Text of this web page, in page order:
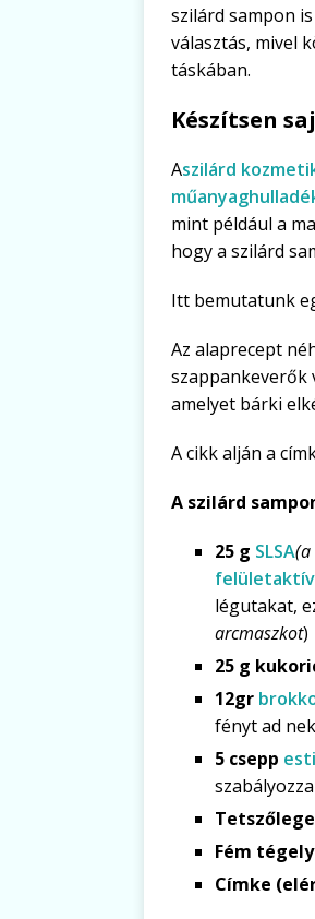
szilárd sampon
választás, mivel
táskában.
Készítsen
Aszilárd
mint például a
hogy a szilárd
Itt bemutatunk
Az alaprecept
szappankeverők
amelyet bárki
A cikk alján a
A szilárd
25 g SLSA
légutakat,
arcmaszkot)
25 g
12gr
fényt ad
5 csepp
Fém
Címke